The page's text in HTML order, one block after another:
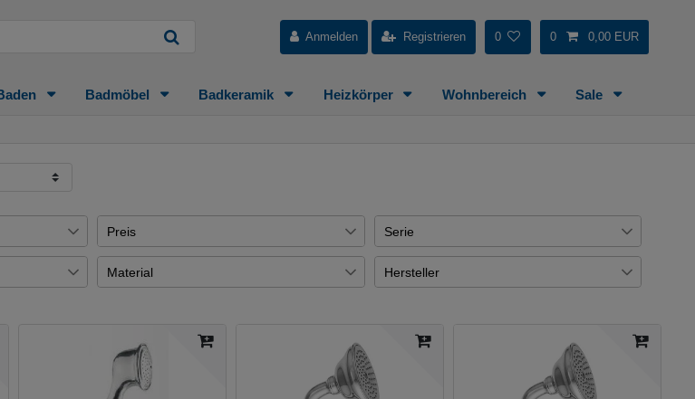
Anmelden Registrieren 0 0 0,00 EUR
Badmöbel Badkeramik Heizkörper Wohnbereich Sale
Preis
€ ― €
Serie
DOCCE
Material
Hersteller